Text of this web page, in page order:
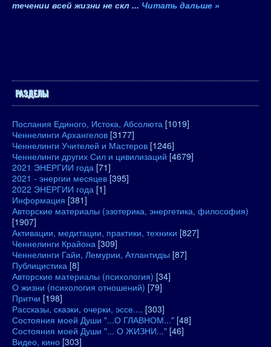
течении всей жизни не скл ... Читать дальше »
РАЗДЕЛЫ
Послания Единого, Истока, Абсолюта [1019]
Ченнелинги Архангелов [3177]
Ченнелинги Учителей и Мастеров [1246]
Ченнелинги других Сил и цивилизаций [4679]
2021 ЭНЕРГИИ года [71]
2021 - энергии месяцев [395]
2022 ЭНЕРГИИ года [1]
Информация [381]
Авторские материалы (эзотерика, энергетика, философия)
[1907]
Активации, медитации, практики, техники [827]
Ченнелинги Крайона [309]
Ченнелинги Гайи, Лемурии, Атлантидіы [87]
Публицистика [8]
Авторские материалы (психология) [34]
О жизни (психология отношений) [79]
Притчи [198]
Рассказы, сказки, очерки, эссе.... [303]
Состояния моей Души "...О ГЛАВНОМ..." [48]
Состояния моей Души "... О ЖИЗНИ..." [46]
Видео, кино [303]